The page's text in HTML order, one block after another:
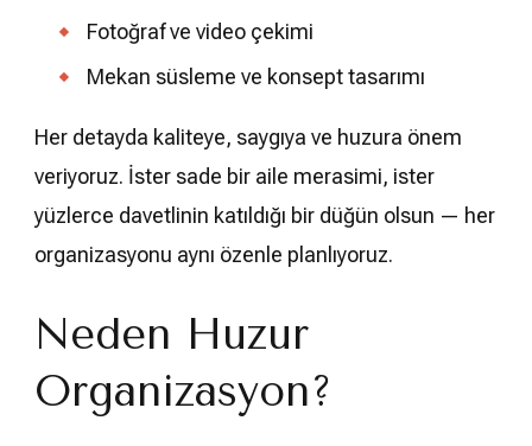
Fotoğraf ve video çekimi
Mekan süsleme ve konsept tasarımı
Her detayda kaliteye, saygıya ve huzura önem
veriyoruz. İster sade bir aile merasimi, ister
yüzlerce davetlinin katıldığı bir düğün olsun — her
organizasyonu aynı özenle planlıyoruz.
Neden Huzur
Organizasyon?